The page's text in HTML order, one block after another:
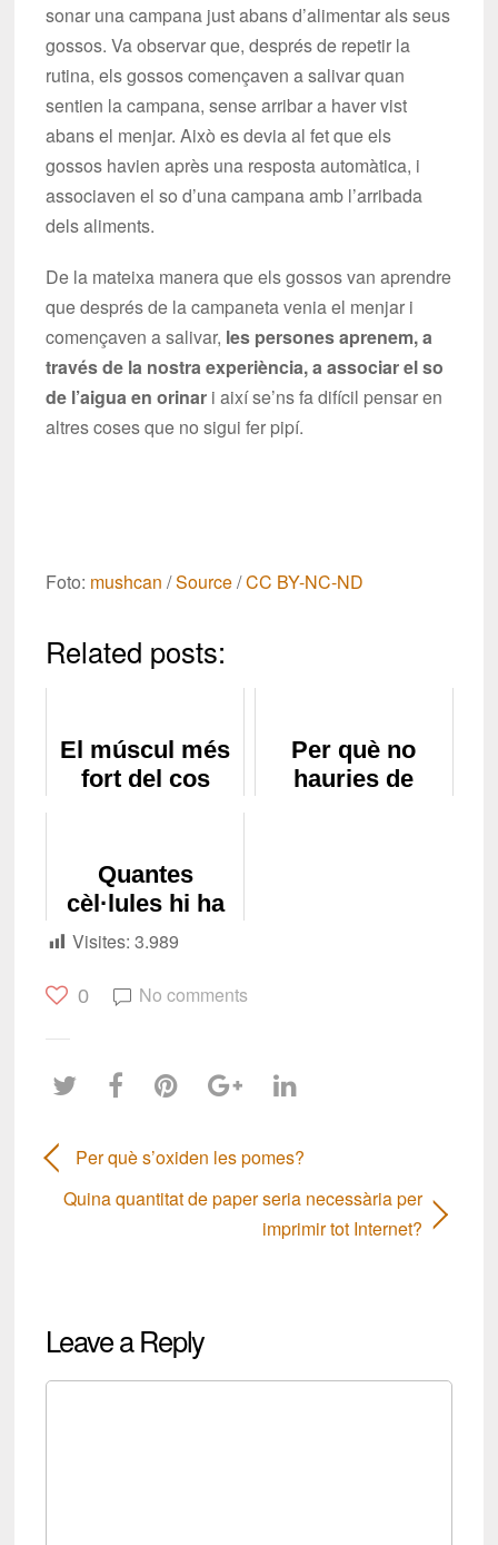
sonar una campana just abans d’alimentar als seus
gossos. Va observar que, després de repetir la
rutina, els gossos començaven a salivar quan
sentien la campana, sense arribar a haver vist
abans el menjar. Això es devia al fet que els
gossos havien après una resposta automàtica, i
associaven el so d’una campana amb l’arribada
dels aliments.
De la mateixa manera que els gossos van aprendre
que després de la campaneta venia el menjar i
començaven a salivar, les persones aprenem, a
través de la nostra experiència, a associar el so
de l’aigua en orinar i així se’ns fa difícil pensar en
altres coses que no sigui fer pipí.
Foto: mushcan /Source/CC BY-NC-ND
Related posts:
El múscul més
fort del cos
Per què no
hauries de
Quantes
cèl·lules hi ha
al cos humà?
Visites: 3.989
0 No comments
Per què s’oxiden les pomes?
Quina quantitat de paper seria necessària per
imprimir tot Internet?
Leave a Reply